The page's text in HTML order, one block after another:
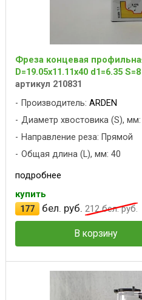
Фреза концевая
D=19.05x11.11x40 d1=6.35
артикул 210831
Производитель: ARDEN
Диаметр хвостовика (S), мм:
Направление реза: Прямой
Общая длина (L), мм: 40
подробнее
купить
177
бел. руб. 212бел. руб.
В корзину